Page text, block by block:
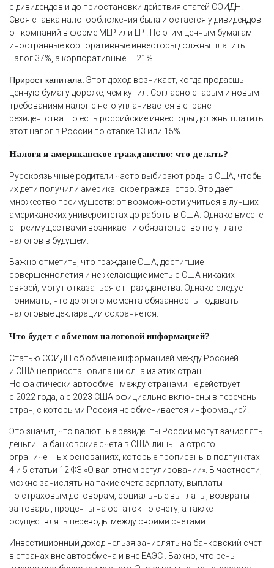
с дивидендов и до приостановки действия статей СОИДН.
Своя ставка налогообложения была и остается у дивидендов
от компаний в форме MLP или LP . По этим ценным бумагам
иностранные корпоративные инвесторы должны платить
налог 37%, а корпоративные — 21%.
Прирост капитала. Этот доход возникает, когда продаешь
ценную бумагу дороже, чем купил. Согласно старым и новым
требованиям налог с него уплачивается в стране
резидентства. То есть российские инвесторы должны платить
этот налог в России по ставке 13 или 15%.
Налоги и американское гражданство: что делать?
Русскоязычные родители часто выбирают роды в США, чтобы
их дети получили американское гражданство. Это даёт
множество преимуществ: от возможности учиться в лучших
американских университетах до работы в США. Однако вместе
с преимуществами возникает и обязательство по уплате
налогов в будущем.
Важно отметить, что граждане США, достигшие
совершеннолетия и не желающие иметь с США никаких
связей, могут отказаться от гражданства. Однако следует
понимать, что до этого момента обязанность подавать
налоговые декларации сохраняется.
Что будет с обменом налоговой информацией?
Статью СОИДН об обмене информацией между Россией
и США не приостановила ни одна из этих стран.
Но фактически автообмен между странами не действует
с 2022 года, а с 2023 США официально включены в перечень
стран, с которыми Россия не обменивается информацией.
Это значит, что валютные резиденты России могут зачислять
деньги на банковские счета в США лишь на строго
ограниченных основаниях, которые прописаны в подпунктах
4 и 5 статьи 12 ФЗ «О валютном регулировании». В частности,
можно зачислять на такие счета зарплату, выплаты
по страховым договорам, социальные выплаты, возвраты
за товары, проценты на остаток по счету, а также
осуществлять переводы между своими счетами.
Инвестиционный доход нельзя зачислять на банковский счет
в странах вне автообмена и вне ЕАЭС . Важно, что речь